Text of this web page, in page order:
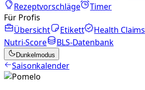
Rezeptvorschläge
Timer
Für Profis
Übersicht
Etikett Health Claims
Nutri-Score
BLS-Datenbank
Dunkelmodus
Saisonkalender